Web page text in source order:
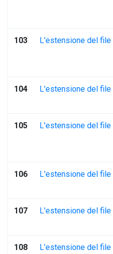
103 L'estensione del file
104 L'estensione del file
105 L'estensione del file
106 L'estensione del file
107 L'estensione del file
108 L'estensione del file